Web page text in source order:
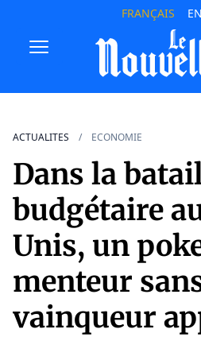
FRANÇAIS
ACTUALITES ECONOMIE
Dans la
budgétaire
Unis, un
menteur
vainqueur